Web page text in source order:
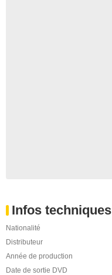
Infos techniques
Nationalité
Distributeur
Année de production
Date de sortie DVD